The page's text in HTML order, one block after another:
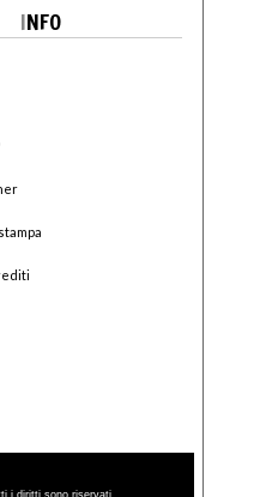
INFO